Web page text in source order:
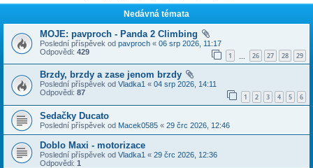
Nedávná témata
MOJE: pavproch - Panda 2 Climbing
Poslední příspěvek od pavproch « 06 srp 2026, 11:17
Odpovědi: 429 1 26 27 28 29
Brzdy, brzdy a zase jenom brzdy
Poslední příspěvek od Vladka1 « 04 srp 2026, 14:11
Odpovědi: 87 1 2 3 4 5 6
Sedačky Ducato
Poslední příspěvek od Macek0585 « 29 črc 2026, 12:46
Doblo Maxi - motorizace
Poslední příspěvek od Vladka1 « 29 črc 2026, 12:36
Odpovědi: 1